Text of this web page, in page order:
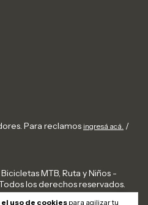
uso de cookiespara agilizar tu
Para reclamos ingresá acá. /
MTB, Ruta y Niños -
los derechos reservados.